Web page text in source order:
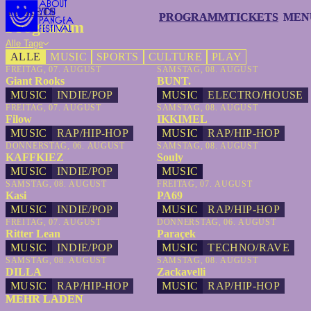
PROGRAMM
PROGRAMMTICKETS
TICKETS
TICKETS
TICKETS
Programm
Alle Tage
ALLE MUSIC SPORTS CULTURE PLAY
FREITAG, 07. AUGUST
Giant Rooks
MUSIC
INDIE/POP
SAMSTAG, 08. AUGUST
BUNT.
MUSIC
ELECTRO/HOUSE
FREITAG, 07. AUGUST
Filow
MUSIC
RAP/HIP-HOP
SAMSTAG, 08. AUGUST
IKKIMEL
MUSIC
RAP/HIP-HOP
DONNERSTAG, 06. AUGUST
KAFFKIEZ
MUSIC
INDIE/POP
SAMSTAG, 08. AUGUST
Souly
MUSIC
SAMSTAG, 08. AUGUST
Kasi
MUSIC
INDIE/POP
FREITAG, 07. AUGUST
PA69
MUSIC
RAP/HIP-HOP
FREITAG, 07. AUGUST
Ritter Lean
MUSIC
INDIE/POP
DONNERSTAG, 06. AUGUST
Paraçek
MUSIC
TECHNO/RAVE
SAMSTAG, 08. AUGUST
DILLA
MUSIC
RAP/HIP-HOP
SAMSTAG, 08. AUGUST
Zackavelli
MUSIC
RAP/HIP-HOP
MEHR LADEN
MEHR LADEN